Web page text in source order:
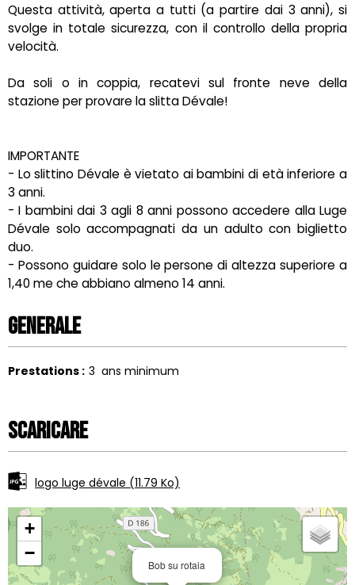
Questa attività, aperta a tutti (a partire dai 3 anni), si
svolge in totale sicurezza, con il controllo della propria
velocità.
Da soli o in coppia, recatevi sul fronte neve della
stazione per provare la slitta Dévale!
IMPORTANTE
- Lo slittino Dévale è vietato ai bambini di età inferiore a
3 anni.
- I bambini dai 3 agli 8 anni possono accedere alla Luge
Dévale solo accompagnati da un adulto con biglietto
duo.
- Possono guidare solo le persone di altezza superiore a
1,40 me che abbiano almeno 14 anni.
Generale
Prestations : 3 ans minimum
Scaricare
logo luge dévale (11.79 Ko)
Bob su rotaia
+
−